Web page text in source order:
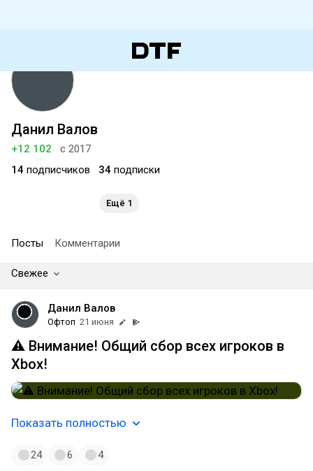
Данил Валов
+12 102
с 2017
14 подписчиков 34 подписки
Ещё 1
Посты Комментарии
Свежее
Данил Валов
Офтоп 21 июня
⚠️ Внимание! Общий сбор всех игроков в
Xbox!
Показать полностью
24 6 4